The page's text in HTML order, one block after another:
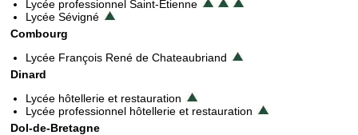
Lycée professionnel Saint-Etienne
Lycée Sévigné
Combourg
Lycée François René de Chateaubriand
Dinard
Lycée hôtellerie et restauration
Lycée professionnel hôtellerie et restauration
Dol-de-Bretagne